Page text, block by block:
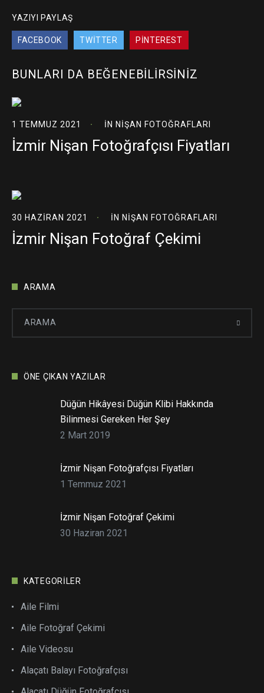
YAZIYI PAYLAŞ
FACEBOOK TWITTER PINTEREST
BUNLARI DA BEĞENEBILIRSINIZ
1 TEMMUZ 2021 IN NIŞAN FOTOĞRAFLARI
İzmir Nişan Fotoğrafçısı Fiyatları
30 HAZIRAN 2021 IN NIŞAN FOTOĞRAFLARI
İzmir Nişan Fotoğraf Çekimi
ARAMA
ÖNE ÇIKAN YAZILAR
Düğün Hikâyesi Düğün Klibi Hakkında
Bilinmesi Gereken Her Şey
2 Mart 2019
İzmir Nişan Fotoğrafçısı Fiyatları
1 Temmuz 2021
İzmir Nişan Fotoğraf Çekimi
30 Haziran 2021
KATEGORILER
Aile Filmi
Aile Fotoğraf Çekimi
Aile Videosu
Alaçatı Balayı Fotoğrafçısı